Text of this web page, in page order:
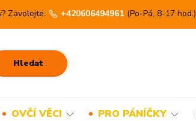
Hledat
Zavolejte. +420606494961 (Po-Pá, 8-17 hod.)
OVČÍ VĚCI PRO PÁNÍČKY